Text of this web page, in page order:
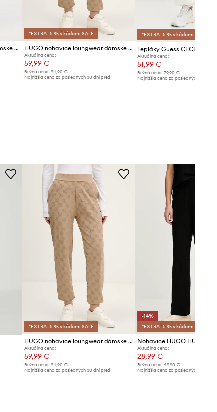
HUGO teplákové nohavice dámske s modalom SIGNATURE_PANT
*EXTRA -5 % s kódom: SALE
HUGO nohavice loungwear dámske s bavlnou TERRYMONOGRAM_PANTS
Aktuálna cena:
59,99 €
Bežná cena:94,90 €
Najnižšia cena za posledných 30 dní pred
*EXTRA -5 % s kódom: SALE
Tepláky Guess CECILIA
Aktuálna cena:
51,99 €
Bežná cena: 79,90 €
Najnižšia cena za posledných 30 dní
*EXTRA -5 % s kódom: SALE
HUGO nohavice loungwear dámske s bavlnou TERRYMONOGRAM_PANTS
Aktuálna cena:
59,99 €
Bežná cena:94,90 €
Najnižšia cena za posledných 30 dní pred
-14%
*EXTRA -5 % s kódom: SALE
Nohavice HUGO HUGO ID
Aktuálna cena:
28,99 €
Bežná cena: 49,90 €
Najnižšia cena za posledných 30 dní